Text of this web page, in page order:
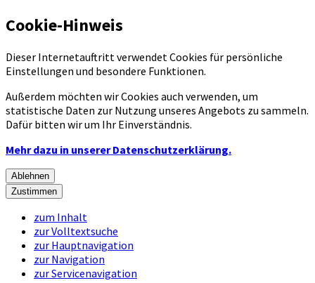
Cookie-Hinweis
Dieser Internetauftritt verwendet Cookies für persönliche
Einstellungen und besondere Funktionen.
Außerdem möchten wir Cookies auch verwenden, um
statistische Daten zur Nutzung unseres Angebots zu sammeln.
Dafür bitten wir um Ihr Einverständnis.
Mehr dazu in unserer Datenschutzerklärung.
Ablehnen
Zustimmen
zum Inhalt
zur Volltextsuche
zur Hauptnavigation
zur Navigation
zur Servicenavigation